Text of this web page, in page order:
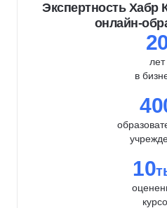
Экспертность Хабр
онлайн-
лет
в
10